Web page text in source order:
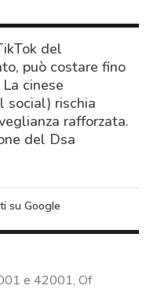
del
può costare fino
cinese
social) rischia
rafforzata.
del Dsa
su Google
e 42001, Of